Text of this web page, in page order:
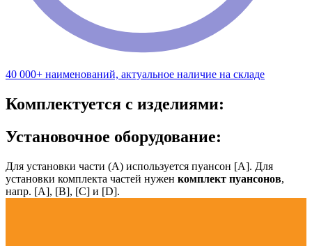
40 000+ наименований, актуальное наличие на складе
Комплектуется с изделиями:
Установочное оборудование:
Для установки части (А) используется пуансон [А]. Для
установки комплекта частей нужен комплект пуансонов,
напр. [А], [B], [С] и [D].